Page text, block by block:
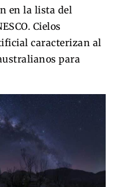
en la lista del
Cielos
caracterizan al
para